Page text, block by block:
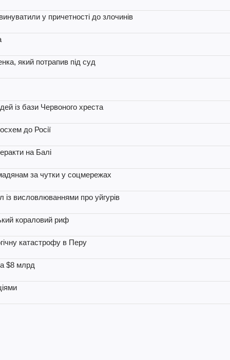
у причетності до злочинів
який потрапив під суд
із бази Червоного хреста
до Росії
на Балі
за чутки у соцмережах
висловлюваннями про уйгурів
кораловий риф
катастрофу в Перу
$8 млрд